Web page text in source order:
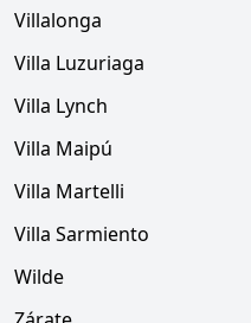
Villalonga
Villa Luzuriaga
Villa Lynch
Villa Maipú
Villa Martelli
Villa Sarmiento
Wilde